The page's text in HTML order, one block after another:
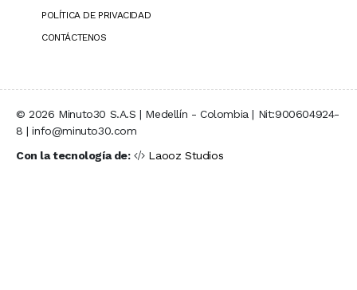
POLÍTICA DE PRIVACIDAD
CONTÁCTENOS
© 2026 Minuto30 S.A.S | Medellín - Colombia | Nit:900604924-
8 | info@minuto30.com
Con la tecnología de:
Laooz Studios